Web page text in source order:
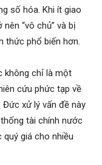
số hóa. Khi ít giao
“vô chủ” và bị
thức phổ biến hơn.
không chỉ là một
cứu phức tạp về
Đức xử lý vấn đề này
tài chính nước
giá cho nhiều